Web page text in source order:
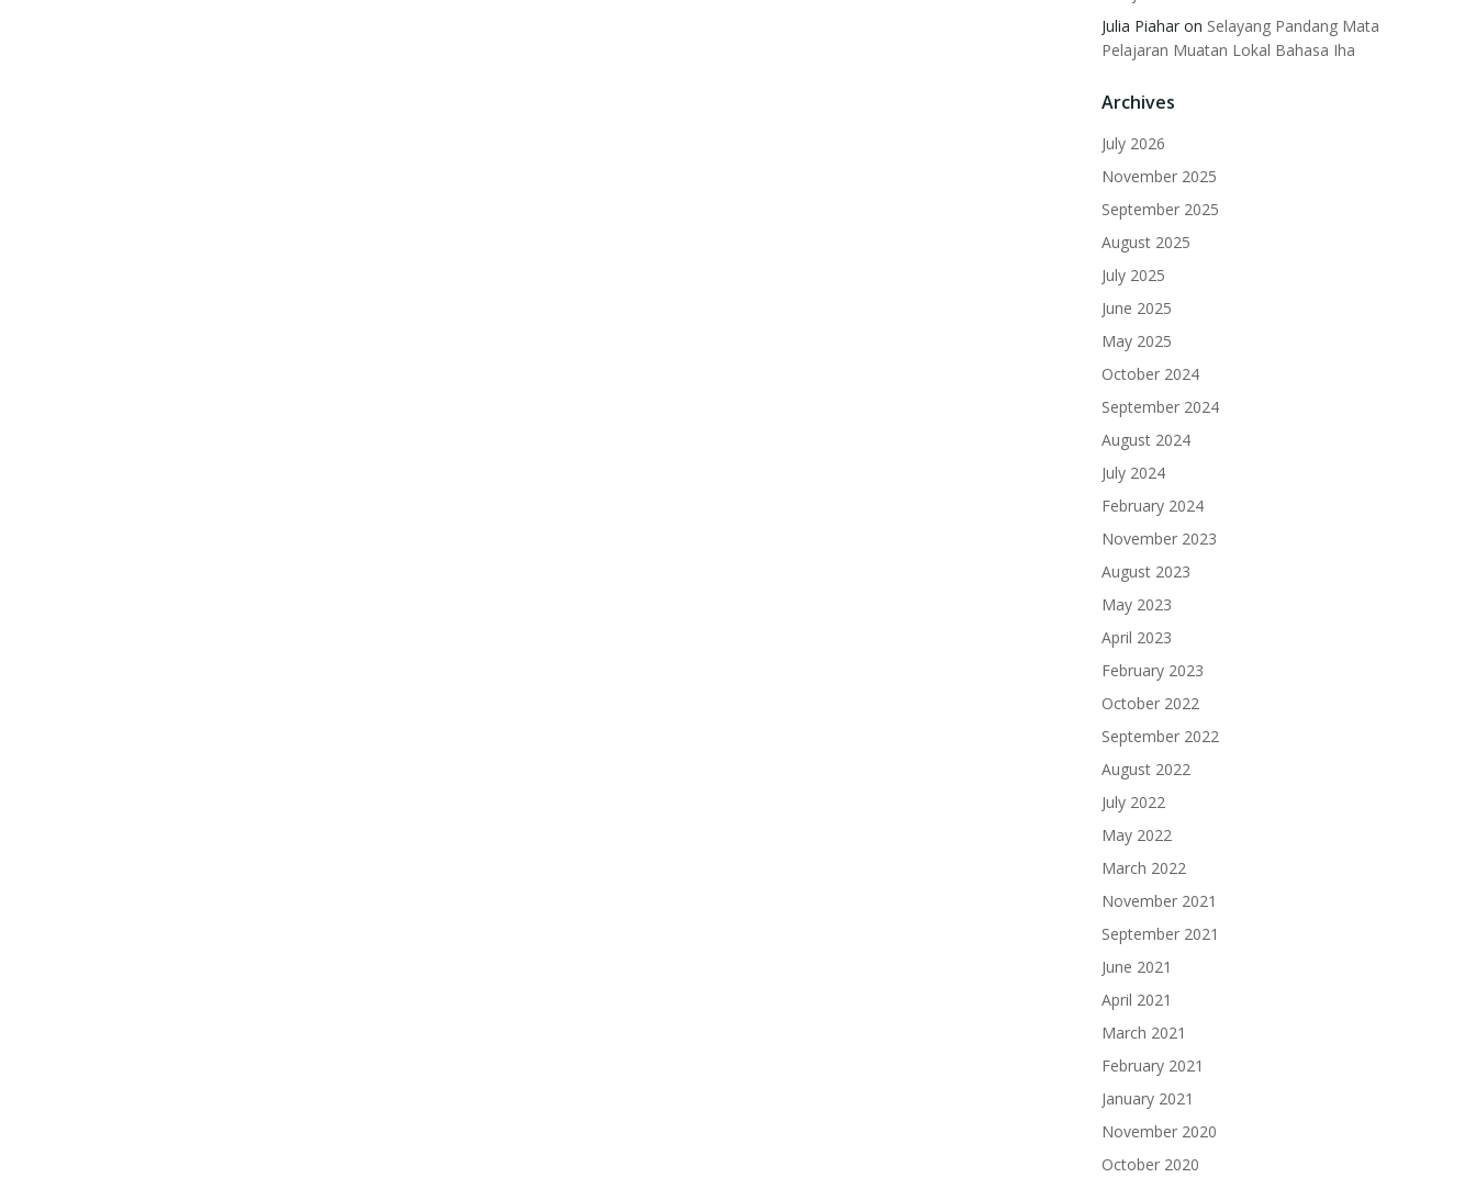
Julia Piaharon Selayang Pandang Mata
Pelajaran Muatan Lokal Bahasa Iha
Archives
July 2026
November 2025
September 2025
August 2025
July 2025
June 2025
May 2025
October 2024
September 2024
August 2024
July 2024
February 2024
November 2023
August 2023
May 2023
April 2023
February 2023
October 2022
September 2022
August 2022
July 2022
May 2022
March 2022
November 2021
September 2021
June 2021
April 2021
March 2021
February 2021
January 2021
November 2020
October 2020